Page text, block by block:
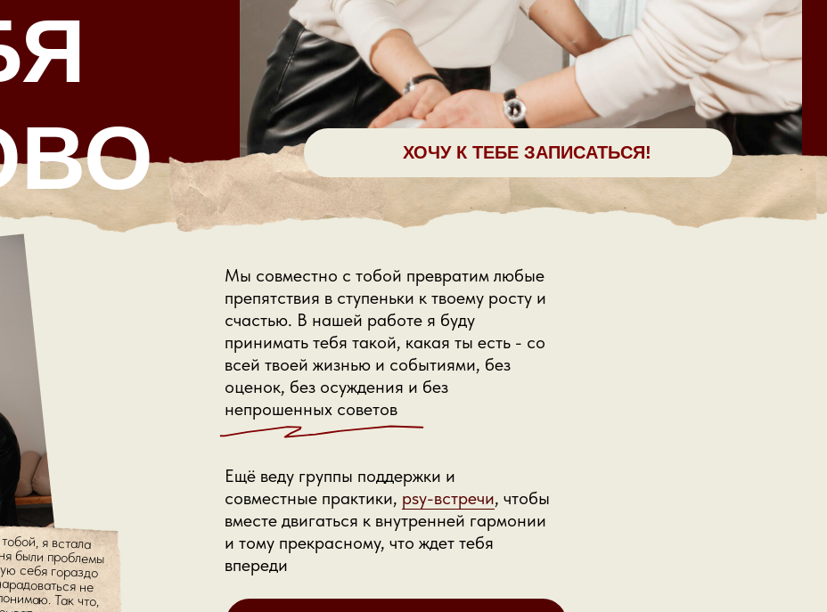
ХОЧУ К ТЕБЕ ЗАПИСАТЬСЯ!
Мы совместно с тобой превратим любые
препятствия в ступеньки к твоему росту и
счастью. В нашей работе я буду
принимать тебя такой, какая ты есть - со
всей твоей жизнью и событиями, без
оценок, без осуждения и без
непрошенных советов
Ещё веду группы поддержки и
совместные практики, psy-встречи, чтобы
вместе двигаться к внутренней гармонии
и тому прекрасному, что ждет тебя
впереди
я встала
были проблемы
себя гораздо
не
Так что,
или нет,
Здоровья